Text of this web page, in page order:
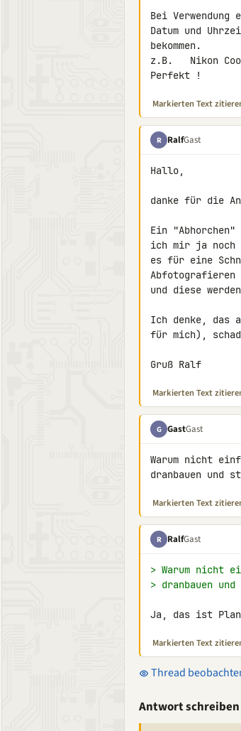
Bei
Datum und
bekommen.
z.B.   Nikon
Perfekt !
Markierten Text
R RalfGast
Hallo,
danke für die
Ein
ich mir ja noch
es für eine
Abfotografieren
und diese
Ich denke, das
für mich),
Gruß Ralf
Markierten Text
G GastGast
Warum nicht
dranbauen und
Markierten Text
R RalfGast
> Warum nicht
> dranbauen
Ja, das ist
Markierten Text
Thread
Antwort schreiben